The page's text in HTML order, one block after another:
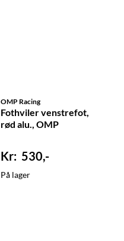
OMP Racing
Fothviler venstrefot,
rød alu., OMP
530,-
På lager